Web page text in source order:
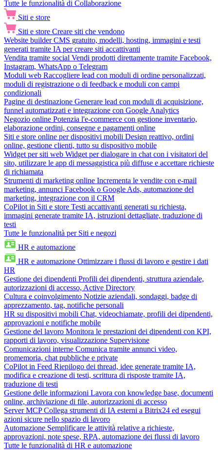
Tutte le funzionalità di Collaborazione
Siti e store
Siti e store Creare siti che vendono
Website builder CMS gratuito, modelli, hosting, immagini e testi
generati tramite IA per creare siti accattivanti
Vendita tramite social Vendi prodotti direttamente tramite Facebook,
Instagram, WhatsApp o Telegram
Moduli web Raccogliere lead con moduli di ordine personalizzati,
moduli di registrazione o di feedback e moduli con campi
condizionali
Pagine di destinazione Generare lead con moduli di acquisizione,
funnel automatizzati e integrazione con Google Analytics
Negozio online Potenzia l'e-commerce con gestione inventario,
elaborazione ordini, consegne e pagamenti online
Siti e store online per dispositivi mobili Design reattivo, ordini
online, gestione clienti, tutto su dispositivo mobile
Widget per siti web Widget per dialogare in chat con i visitatori del
sito, utilizzare le app di messaggistica più diffuse e accettare richieste
di richiamata
Strumenti di marketing online Incrementa le vendite con e-mail
marketing, annunci Facebook o Google Ads, automazione del
marketing, integrazione con il CRM
CoPilot in Siti e store Testi accattivanti generati su richiesta,
immagini generate tramite IA, istruzioni dettagliate, traduzione di
testi
Tutte le funzionalità per Siti e negozi
HR e automazione
HR e automazione Ottimizzare i flussi di lavoro e gestire i dati
HR
Gestione dei dipendenti Profili dei dipendenti, struttura aziendale,
autorizzazioni di accesso, Active Directory
Cultura e coinvolgimento Notizie aziendali, sondaggi, badge di
apprezzamento, tag, notifiche personali
HR su dispositivi mobili Chat, videochiamate, profili dei dipendenti,
approvazioni e notifiche mobile
Gestione del lavoro Monitora le prestazioni dei dipendenti con KPI,
rapporti di lavoro, visualizzazione Supervisione
Comunicazioni interne Comunica tramite annunci video,
promemoria, chat pubbliche e private
CoPilot in Feed Riepilogo dei thread, idee generate tramite IA,
modifica e creazione di testi, scrittura di risposte tramite IA,
traduzione di testi
Gestione delle informazioni Lavora con knowledge base, documenti
online, archiviazione di file, autorizzazioni di accesso
Server MCP Collega strumenti di IA esterni a Bitrix24 ed esegui
azioni sicure nello spazio di lavoro
Automazione Semplificare le attività relative a richieste,
approvazioni, note spese, RPA, automazione dei flussi di lavoro
Tutte le funzionalità di HR e automazione